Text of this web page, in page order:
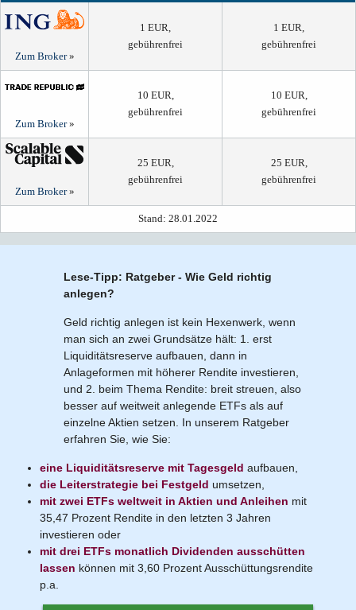
Zum Broker»
1 EUR,
gebührenfrei
1 EUR,
gebührenfrei
Zum Broker»
10 EUR,
gebührenfrei
10 EUR,
gebührenfrei
Zum Broker»
25 EUR,
gebührenfrei
25 EUR,
gebührenfrei
Stand: 28.01.2022
Lese-Tipp: Ratgeber - Wie Geld richtig
anlegen?
Geld richtig anlegen ist kein Hexenwerk, wenn
man sich an zwei Grundsätze hält: 1. erst
Liquiditätsreserve aufbauen, dann in
Anlageformen mit höherer Rendite investieren,
und 2. beim Thema Rendite: breit streuen, also
besser auf weitweit anlegende ETFs als auf
einzelne Aktien setzen. In unserem Ratgeber
erfahren Sie, wie Sie:
eine Liquiditätsreserve mit Tagesgeld aufbauen,
die Leiterstrategie bei Festgeld umsetzen,
mit zwei ETFs weltweit in Aktien und Anleihen mit
35,47 Prozent Rendite in den letzten 3 Jahren
investieren oder
mit drei ETFs monatlich Dividenden ausschütten
lassen können mit 3,60 Prozent Ausschüttungsrendite
p.a.